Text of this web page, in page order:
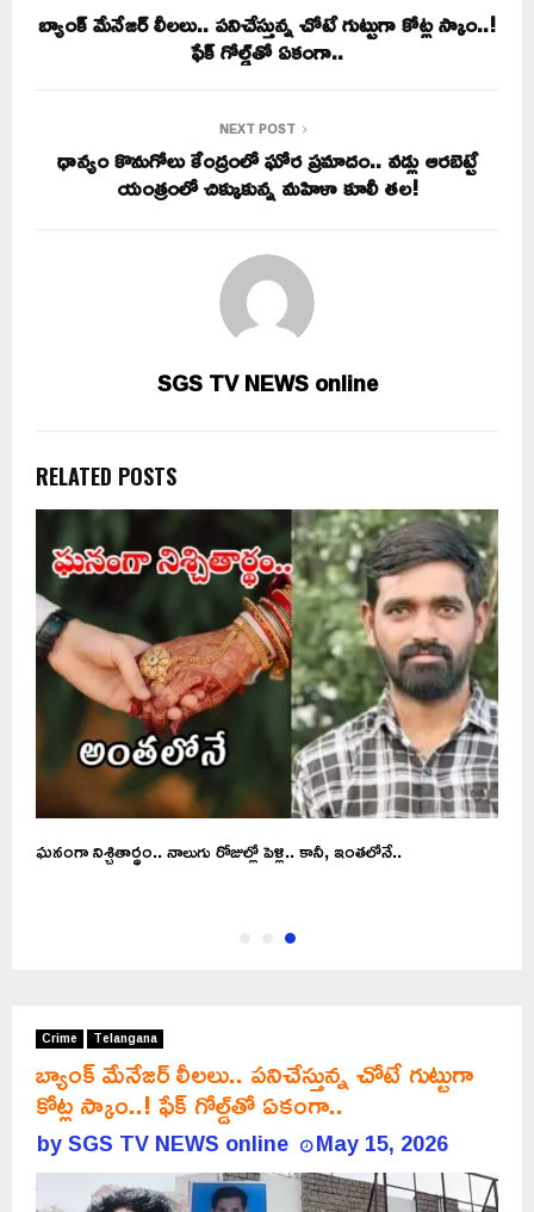
బ్యాంక్‌ మేనేజర్ లీలలు.. పనిచేస్తున్న చోటే గుట్టుగా కోట్ల స్కాం..!
ఫేక్‌ గోల్డ్‌తో ఏకంగా..
NEXT POST
ధాన్యం కొనుగోలు కేంద్రంలో ఘోర ప్రమాదం.. వడ్లు ఆరబెట్టే
యంత్రంలో చిక్కుకున్న మహిళా కూలీ తల!
SGS TV NEWS online
RELATED POSTS
ఘనంగా నిశ్చితార్థం.. నాలుగు రోజుల్లో పెళ్లి.. కానీ, ఇంతలోనే..
Crime Telangana
బ్యాంక్‌ మేనేజర్ లీలలు.. పనిచేస్తున్న చోటే గుట్టుగా
కోట్ల స్కాం..! ఫేక్‌ గోల్డ్‌తో ఏకంగా..
bySGS TV NEWS online May 15, 2026